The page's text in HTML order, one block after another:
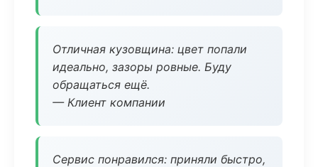
Отличная кузовщина: цвет попали
идеально, зазоры ровные. Буду
обращаться ещё.
— Клиент компании
Сервис понравился: приняли быстро,